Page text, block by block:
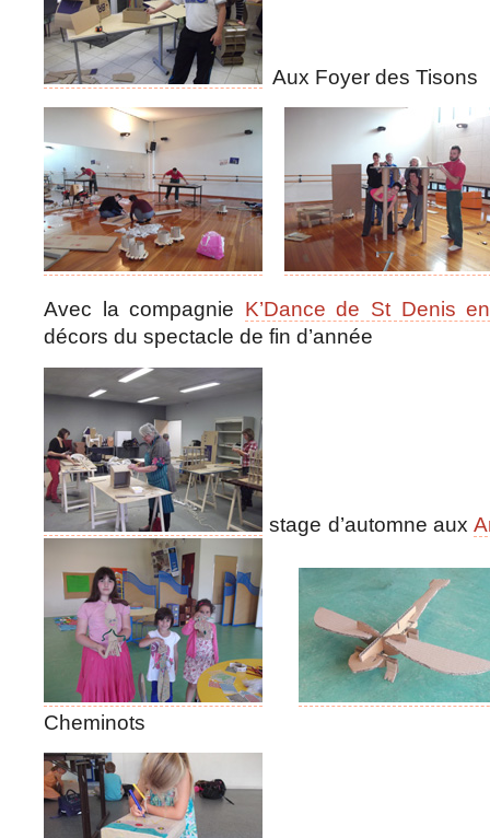
Aux Foyer des Tisons
Avec la compagnie K’Dance de St Denis
décors du spectacle de fin d’année
stage d’automne aux
Cheminots